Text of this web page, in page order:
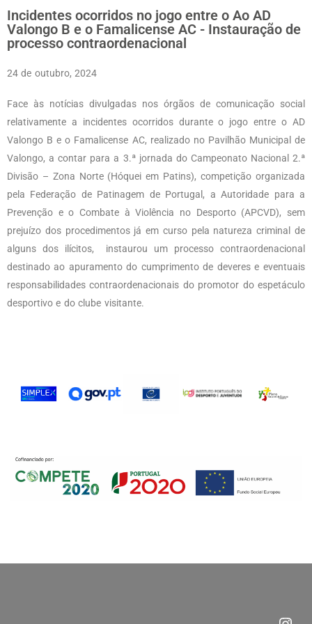
Incidentes ocorridos no jogo entre o Ao AD
Valongo B e o Famalicense AC - Instauração de
processo contraordenacional
24 de outubro, 2024
Face às notícias divulgadas nos órgãos de comunicação social
relativamente a incidentes ocorridos durante o jogo entre o AD
Valongo B e o Famalicense AC, realizado no Pavilhão Municipal de
Valongo, a contar para a 3.ª jornada do Campeonato Nacional 2.ª
Divisão – Zona Norte (Hóquei em Patins), competição organizada
pela Federação de Patinagem de Portugal, a Autoridade para a
Prevenção e o Combate à Violência no Desporto (APCVD), sem
prejuízo dos procedimentos já em curso pela natureza criminal de
alguns dos ilícitos, instaurou um processo contraordenacional
destinado ao apuramento do cumprimento de deveres e eventuais
responsabilidades contraordenacionais do promotor do espetáculo
desportivo e do clube visitante.